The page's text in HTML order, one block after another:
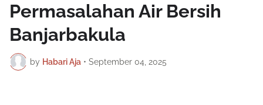
Permasalahan Air Bersih
Banjarbakula
by Habari Aja • September 04, 2025